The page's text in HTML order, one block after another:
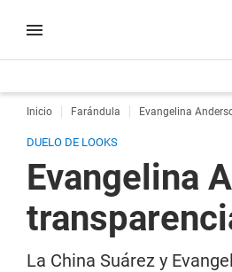
Inicio Farándula Evangelina
DUELO DE LOOKS
Evangelina
La China Suárez y